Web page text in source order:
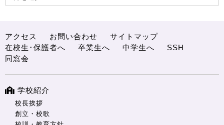
アクセス お問い合わせ
サイトマップ
在校生･保護者へ
卒業生へ 中学生へ
SSH
同窓会
学校紹介
校長挨拶
創立・校歌